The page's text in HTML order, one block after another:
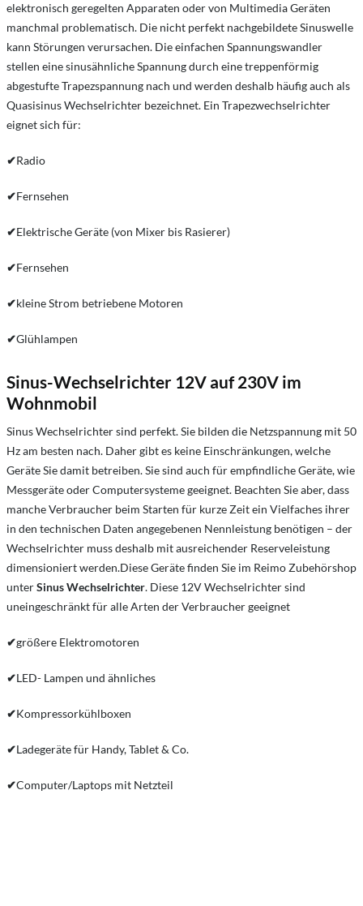
elektronisch geregelten Apparaten oder von Multimedia Geräten
manchmal problematisch. Die nicht perfekt nachgebildete Sinuswelle
kann Störungen verursachen. Die einfachen Spannungswandler
stellen eine sinusähnliche Spannung durch eine treppenförmig
abgestufte Trapezspannung nach und werden deshalb häufig auch als
Quasisinus Wechselrichter bezeichnet. Ein Trapezwechselrichter
eignet sich für:
✔Radio
✔Fernsehen
✔Elektrische Geräte (von Mixer bis Rasierer)
✔Fernsehen
✔kleine Strom betriebene Motoren
✔Glühlampen
Sinus-Wechselrichter 12V auf 230V im
Wohnmobil
Sinus Wechselrichter sind perfekt. Sie bilden die Netzspannung mit 50
Hz am besten nach. Daher gibt es keine Einschränkungen, welche
Geräte Sie damit betreiben. Sie sind auch für empfindliche Geräte, wie
Messgeräte oder Computersysteme geeignet. Beachten Sie aber, dass
manche Verbraucher beim Starten für kurze Zeit ein Vielfaches ihrer
in den technischen Daten angegebenen Nennleistung benötigen – der
Wechselrichter muss deshalb mit ausreichender Reserveleistung
dimensioniert werden.Diese Geräte finden Sie im Reimo Zubehörshop
unterSinus Wechselrichter. Diese 12V Wechselrichter sind
uneingeschränkt für alle Arten der Verbraucher geeignet
✔größere Elektromotoren
✔LED- Lampen und ähnliches
✔Kompressorkühlboxen
✔Ladegeräte für Handy, Tablet & Co.
✔Computer/Laptops mit Netzteil